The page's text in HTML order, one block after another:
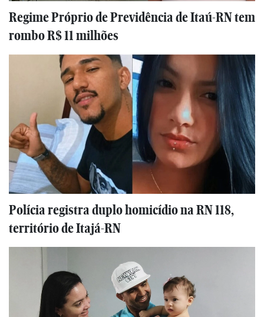
Regime Próprio de Previdência de Itaú-RN tem
rombo R$ 11 milhões
Polícia registra duplo homicídio na RN 118,
território de Itajá-RN